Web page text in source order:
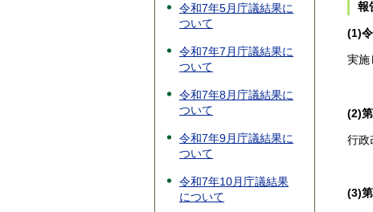
令和7年5月庁議結果に
ついて
令和7年7月庁議結果に
ついて
令和7年8月庁議結果に
ついて
令和7年9月庁議結果に
ついて
令和7年10月庁議結果
について
報
(1)
実施
(2)
行政
(3)